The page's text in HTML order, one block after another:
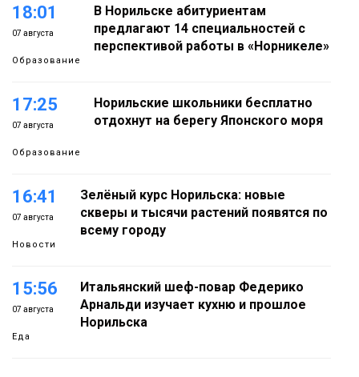
18:01
07 августа
Образование
В Норильске абитуриентам
предлагают 14 специальностей с
перспективой работы в «Норникеле»
17:25
07 августа
Образование
Норильские школьники бесплатно
отдохнут на берегу Японского моря
16:41
07 августа
Новости
Зелёный курс Норильска: новые
скверы и тысячи растений появятся по
всему городу
15:56
07 августа
Еда
Итальянский шеф-повар Федерико
Арнальди изучает кухню и прошлое
Норильска